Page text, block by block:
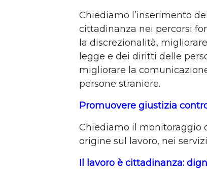
Chiediamo l’inserimento
cittadinanza nei percorsi
la discrezionalità,
legge e dei diritti delle
migliorare la
persone straniere.
Promuovere giustizia
Chiediamo il monitoraggio
origine sul lavoro, nei
Il lavoro è cittadinanza: